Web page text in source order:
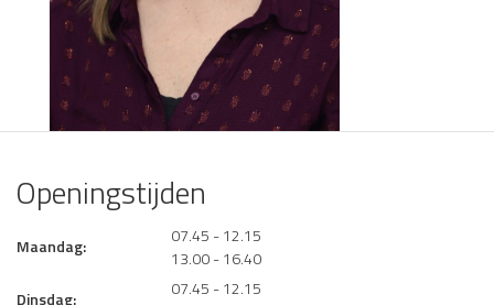
Openingstijden
Maandag:
07.45 - 12.15
13.00 - 16.40
Dinsdag:
07.45 - 12.15